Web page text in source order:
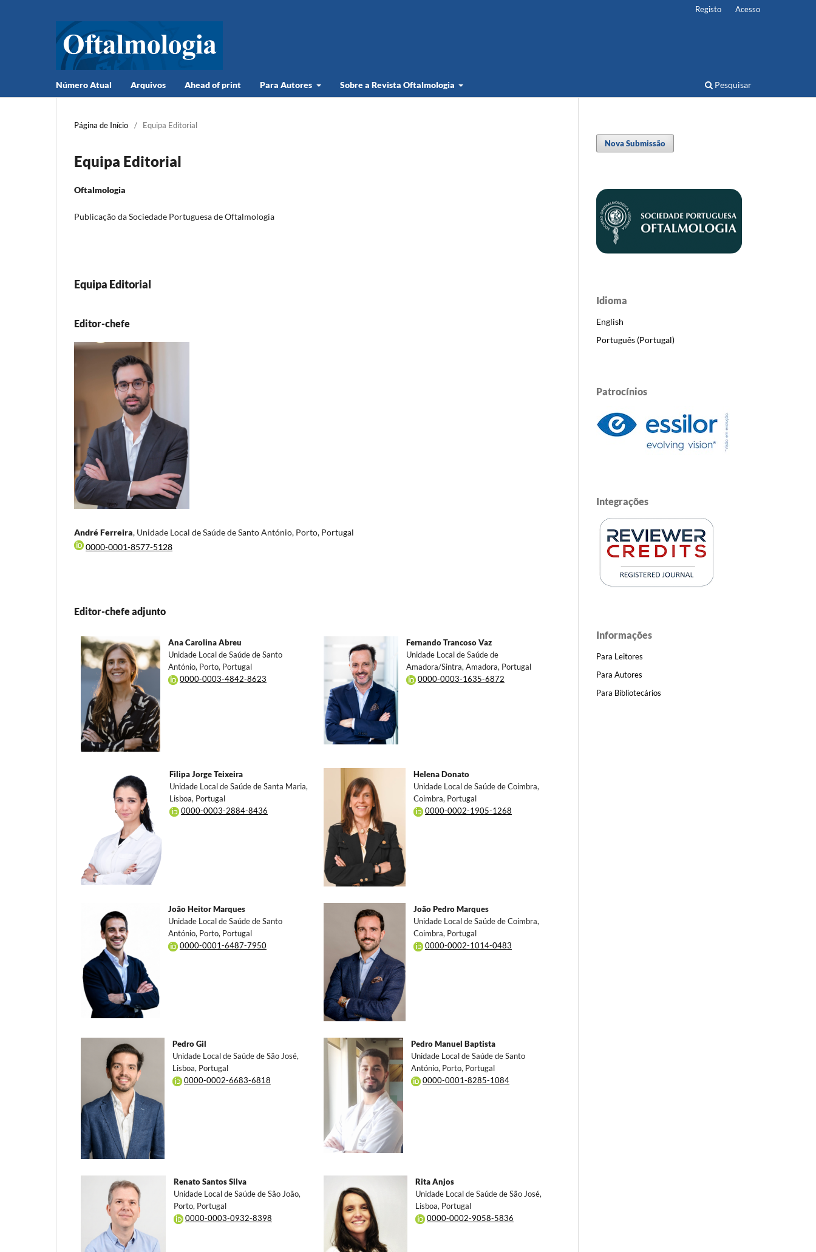
Número Atual Arquivos Ahead of print Para Autores Sobre a Revista Oftalmologia Pesquisar
Registo Acesso
Página de Início / Equipa Editorial
Equipa Editorial
Oftalmologia
Publicação da Sociedade Portuguesa de Oftalmologia
Equipa Editorial
Editor-chefe
André Ferreira, Unidade Local de Saúde de Santo António, Porto, Portugal
0000-0001-8577-5128
Editor-chefe adjunto
Ana Carolina Abreu
Unidade Local de Saúde de Santo
António, Porto, Portugal
0000-0003-4842-8623
Fernando Trancoso Vaz
Unidade Local de Saúde de
Amadora/Sintra, Amadora, Portugal
0000-0003-1635-6872
Filipa Jorge Teixeira
Unidade Local de Saúde de Santa Maria,
Lisboa, Portugal
0000-0003-2884-8436
Helena Donato
Unidade Local de Saúde de Coimbra,
Coimbra, Portugal
0000-0002-1905-1268
João Heitor Marques
Unidade Local de Saúde de Santo
António, Porto, Portugal
0000-0001-6487-7950
João Pedro Marques
Unidade Local de Saúde de Coimbra,
Coimbra, Portugal
0000-0002-1014-0483
Pedro Gil
Unidade Local de Saúde de São José,
Lisboa, Portugal
0000-0002-6683-6818
Pedro Manuel Baptista
Unidade Local de Saúde de Santo
António, Porto, Portugal
0000-0001-8285-1084
Renato Santos Silva
Unidade Local de Saúde de São João,
Porto, Portugal
0000-0003-0932-8398
Rita Anjos
Unidade Local de Saúde de São José,
Lisboa, Portugal
0000-0002-9058-5836
Nova Submissão
Idioma
English
Português (Portugal)
Patrocínios
Integrações
Informações
Para Leitores
Para Autores
Para Bibliotecários